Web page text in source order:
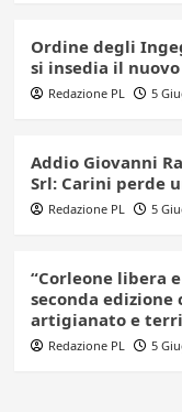
Ordine degli
si insedia il
Redazione PL 5
Addio Giovanni
Srl: Carini perde
Redazione PL 5
“Corleone libera
seconda
artigianato e
Redazione PL 5